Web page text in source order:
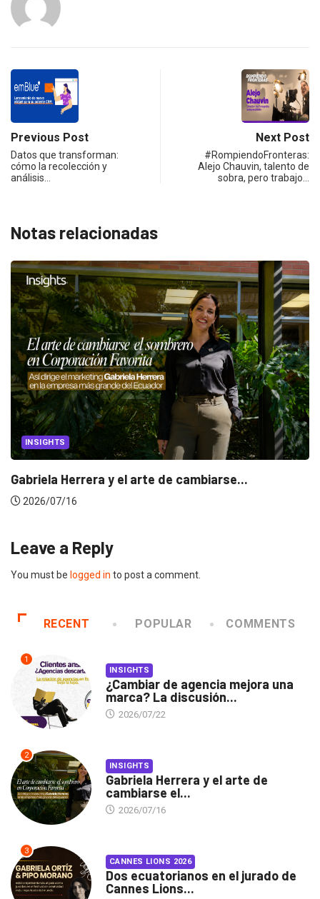
Previous Post
Datos que transforman:
cómo la recolección y
análisis…
Next Post
#RompiendoFronteras:
Alejo Chauvin, talento de
sobra, pero trabajo…
Notas relacionadas
INSIGHTS
Gabriela Herrera y el arte de cambiarse...
2026/07/16
Leave a Reply
You must be logged in to post a comment.
RECENT POPULAR COMMENTS
1
INSIGHTS
¿Cambiar de agencia mejora una
marca? La discusión...
2026/07/22
2
INSIGHTS
Gabriela Herrera y el arte de
cambiarse el...
2026/07/16
3
CANNES LIONS 2026
Dos ecuatorianos en el jurado de
Cannes Lions...